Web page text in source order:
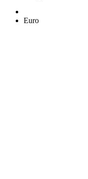
Euro